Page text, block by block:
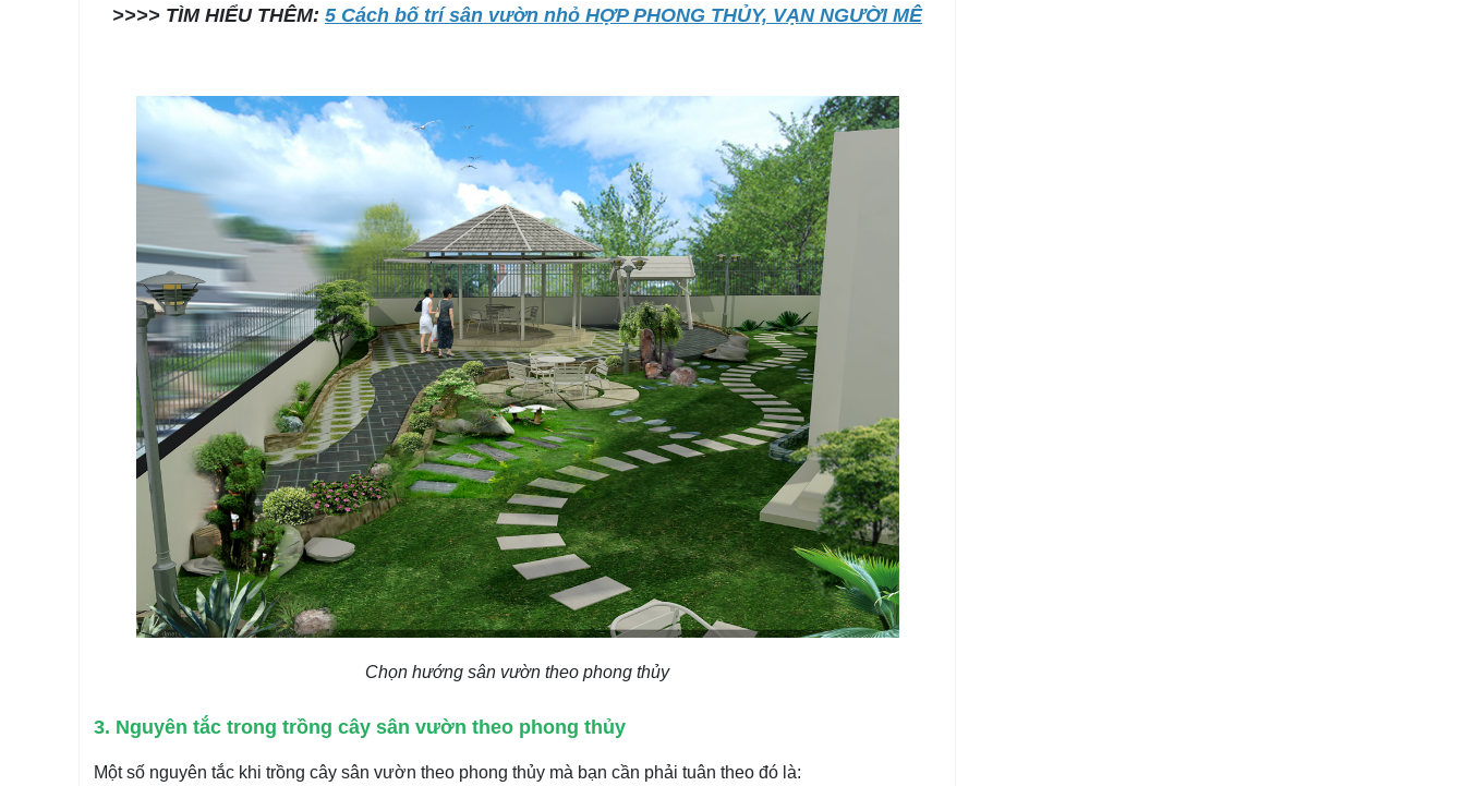
>>>> TÌM HIỂU THÊM: 5 Cách bố trí sân vườn nhỏ HỢP PHONG THỦY, VẠN NGƯỜI MÊ
Chọn hướng sân vườn theo phong thủy
3. Nguyên tắc trong trồng cây sân vườn theo phong thủy
Một số nguyên tắc khi trồng cây sân vườn theo phong thủy mà bạn cần phải tuân theo đó là: